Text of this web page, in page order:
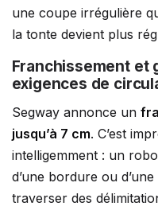
une coupe irrégulière
la tonte devient plus
Franchissement et
exigences de
Segway annonce un
jusqu’à 7 cm. C’est
intelligemment : un
d’une bordure ou
traverser des